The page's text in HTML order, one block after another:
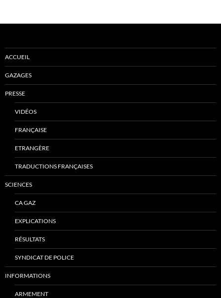
ACCUEIL
GAZAGES
PRESSE
VIDÉOS
FRANÇAISE
ETRANGÈRE
TRADUCTIONS FRANÇAISES
SCIENCES
CA GAZ
EXPLICATIONS
RÉSULTATS
SYNDICAT DE POLICE
INFORMATIONS
ARMEMENT